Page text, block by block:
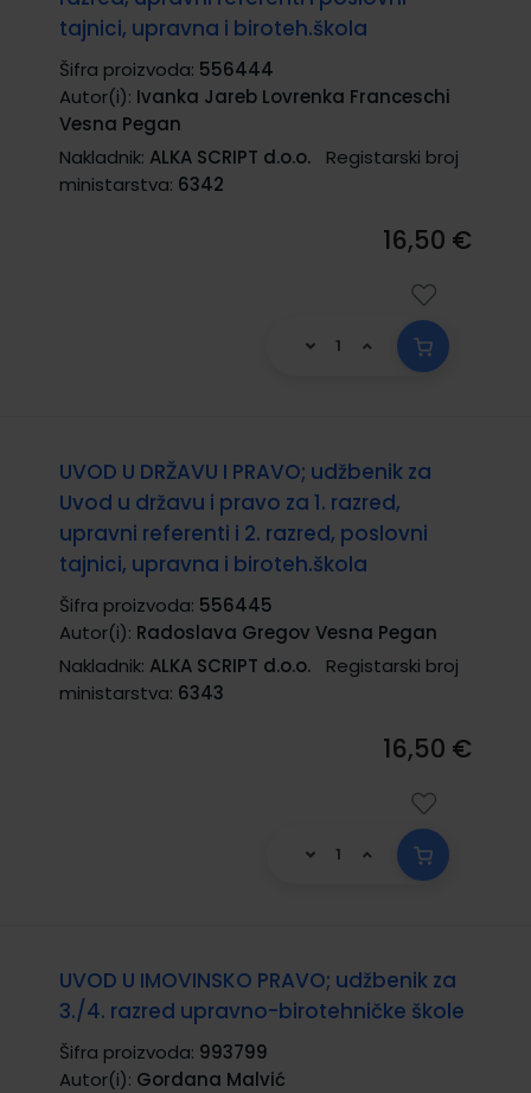
tajnici, upravna i biroteh.škola
Šifra proizvoda: 556444
Autor(i): Ivanka Jareb Lovrenka Franceschi
Vesna Pegan
Nakladnik: ALKA SCRIPT d.o.o.
Registarski broj
ministarstva: 6342
16,50 €
UVOD U DRŽAVU I PRAVO; udžbenik za
Uvod u državu i pravo za 1. razred,
upravni referenti i 2. razred, poslovni
tajnici, upravna i biroteh.škola
Šifra proizvoda: 556445
Autor(i): Radoslava Gregov Vesna Pegan
Nakladnik: ALKA SCRIPT d.o.o.
Registarski broj
ministarstva: 6343
16,50 €
UVOD U IMOVINSKO PRAVO; udžbenik za
3./4. razred upravno-birotehničke škole
Šifra proizvoda: 993799
Autor(i): Gordana Malvić